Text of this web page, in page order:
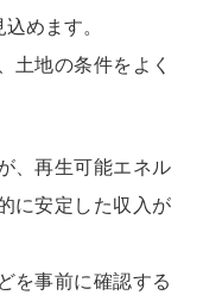
めます。
土地の条件をよく
、再生可能エネル
に安定した収入が
を事前に確認する